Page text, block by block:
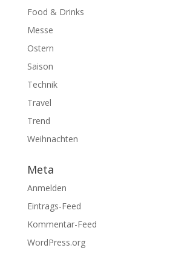
Food & Drinks
Messe
Ostern
Saison
Technik
Travel
Trend
Weihnachten
Meta
Anmelden
Eintrags-Feed
Kommentar-Feed
WordPress.org